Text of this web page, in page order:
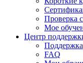
Проверка
Мое
Центр
Поддержка
FAQ